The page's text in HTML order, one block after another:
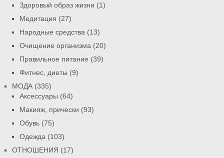
Здоровый образ жизни (1)
Медитация (27)
Народные средства (13)
Очищение организма (20)
Правильное питание (39)
Фитнес, диеты (9)
МОДА(335)
Аксессуары (64)
Макияж, прически (93)
Обувь(75)
Одежда (103)
ОТНОШЕНИЯ (17)